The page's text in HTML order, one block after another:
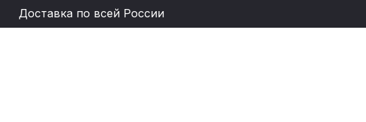
Доставка по всей России